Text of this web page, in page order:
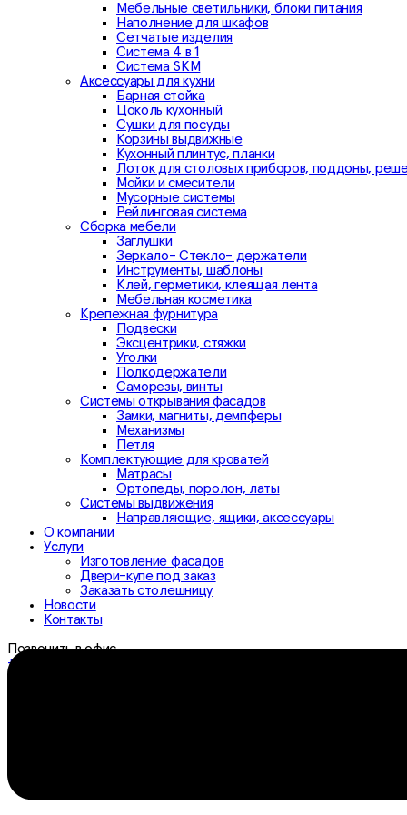
Мебельные светильники, блоки питания
Наполнение для шкафов
Сетчатые изделия
Система 4 в 1
Система SKM
Аксессуары для кухни
Барная стойка
Цоколь кухонный
Сушки для посуды
Корзины выдвижные
Кухонный плинтус, планки
Лоток для столовых приборов, поддоны,
Мойки и смесители
Мусорные системы
Рейлинговая система
Сборка мебели
Заглушки
Зеркало- Стекло- держатели
Инструменты, шаблоны
Клей, герметики, клеящая лента
Мебельная косметика
Крепежная фурнитура
Подвески
Эксцентрики, стяжки
Уголки
Полкодержатели
Саморезы, винты
Системы открывания фасадов
Замки, магниты, демпферы
Механизмы
Петля
Комплектующие для кроватей
Матрасы
Ортопеды, поролон, латы
Системы выдвижения
Направляющие, ящики, аксессуары
О компании
Услуги
Изготовление фасадов
Двери-купе под заказ
Заказать столешницу
Новости
Контакты
Позвонить в офис
+7 (3532) 307-333